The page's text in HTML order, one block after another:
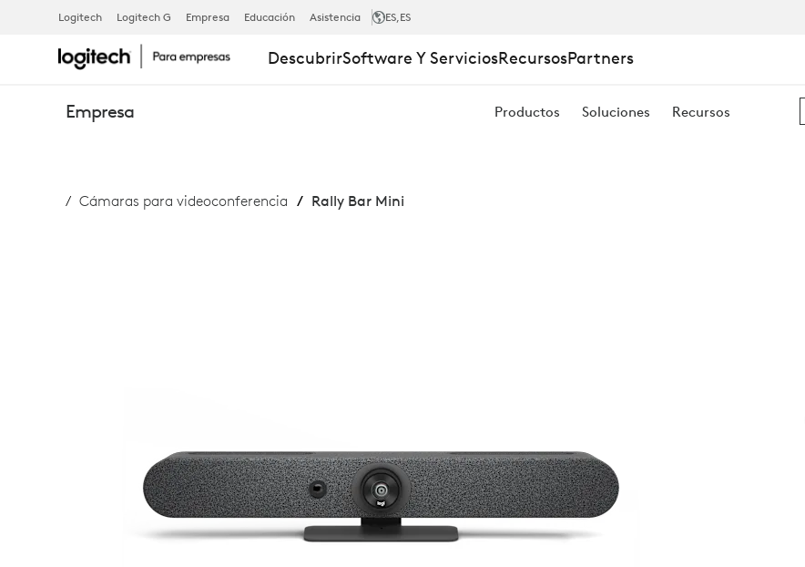
RALLY
BAR
MINI
Logitech Logitech G Empresa Educación Asistencia ES,ES
DescubrirSoftware Y ServiciosRecursosPartners
Empresa Productos Soluciones Recursos
Cámaras para videoconferencia Rally Bar Mini